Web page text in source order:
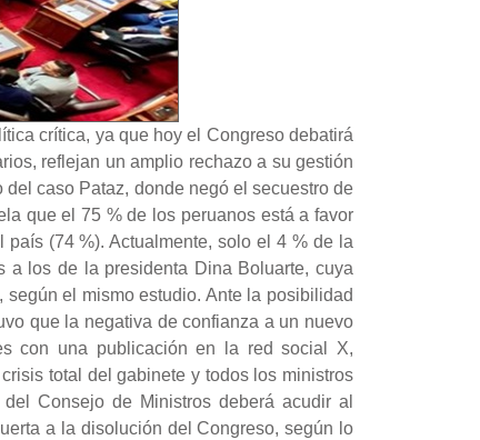
crítica, ya que hoy el Congreso debatirá
reflejan un amplio rechazo a su gestión
caso Pataz, donde negó el secuestro de
que el 75 % de los peruanos está a favor
(74 %). Actualmente, solo el 4 % de la
a los de la presidenta Dina Boluarte, cuya
el mismo estudio. Ante la posibilidad
que la negativa de confianza a un nuevo
con una publicación en la red social X,
total del gabinete y todos los ministros
Consejo de Ministros deberá acudir al
a la disolución del Congreso, según lo